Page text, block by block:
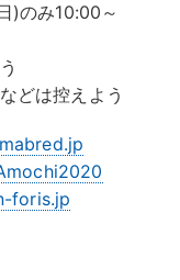
)のみ10:00～
どは控えよう
foris.jp